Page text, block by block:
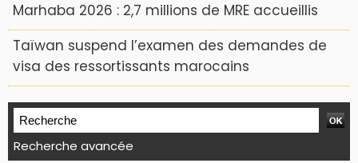
Marhaba 2026 : 2,7 millions de MRE accueillis
Taïwan suspend l’examen des demandes de
visa des ressortissants marocains
Recherche avancée